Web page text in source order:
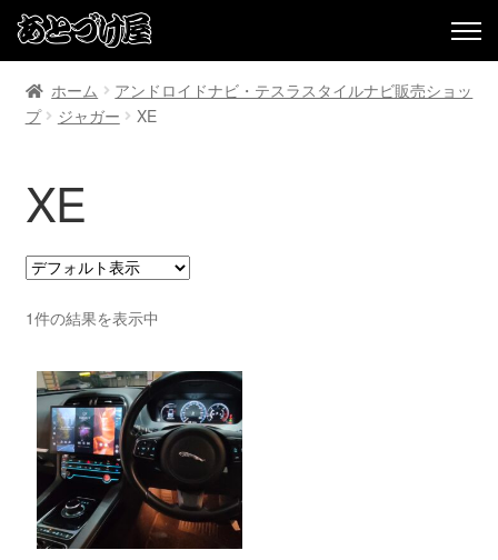
ホーム
アンドロイドナビ・テスラスタイルナビ販売ショッ
プ
ジャガー XE
XE
1件の結果を表示中